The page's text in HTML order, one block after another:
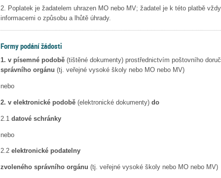
2. Poplatek je žadatelem uhrazen MO nebo MV; žadatel je k této platbě
informacemi o způsobu a lhůtě úhrady.
Formy podání žádosti
1. v písemné podobě(tištěné dokumenty) prostřednictvím poštovního
správního orgánu (tj. veřejné vysoké školy nebo MO nebo MV)
nebo
2. v elektronické podobě(elektronické dokumenty) do
2.1 datové schránky
nebo
2.2 elektronické podatelny
zvoleného správního orgánu (tj. veřejné vysoké školy nebo MO nebo MV)